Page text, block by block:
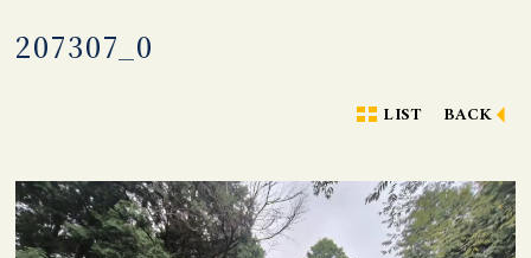
207307_0
LIST BACK